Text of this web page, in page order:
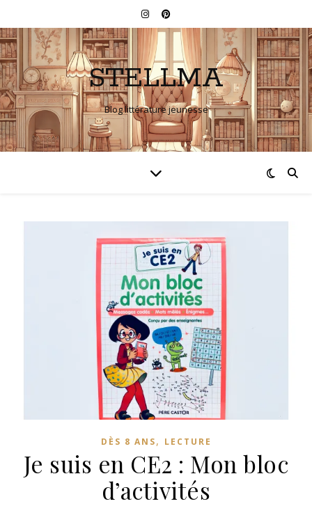
STELLMA
Blog littérature jeunesse
DÈS 8 ANS, LECTURE
Je suis en CE2 : Mon bloc
d’activités